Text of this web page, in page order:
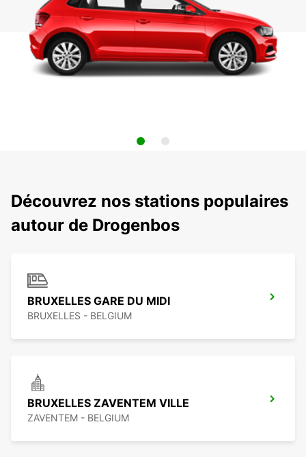
Découvrez nos stations populaires
autour de Drogenbos
BRUXELLES GARE DU MIDI
BRUXELLES - BELGIUM
BRUXELLES ZAVENTEM VILLE
ZAVENTEM - BELGIUM